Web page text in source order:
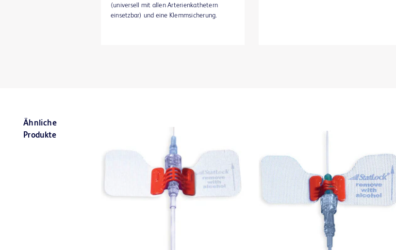
(universell mit allen Arterienkathetern
einsetzbar) und eine Klemmsicherung.
Ähnliche
Produkte